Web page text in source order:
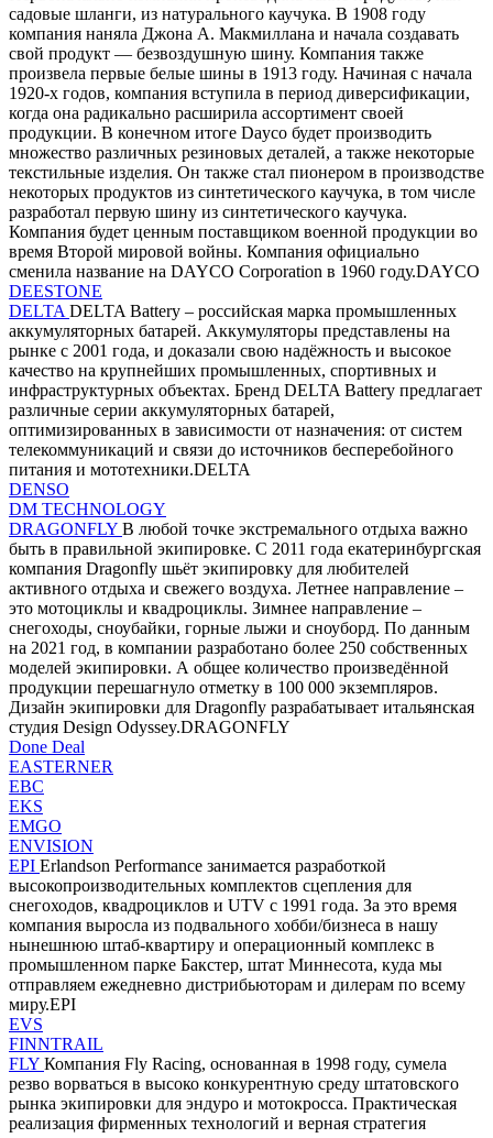
садовые шланги, из натурального каучука. В 1908 году
компания наняла Джона А. Макмиллана и начала создавать
свой продукт — безвоздушную шину. Компания также
произвела первые белые шины в 1913 году. Начиная с начала
1920-х годов, компания вступила в период диверсификации,
когда она радикально расширила ассортимент своей
продукции. В конечном итоге Dayco будет производить
множество различных резиновых деталей, а также некоторые
текстильные изделия. Он также стал пионером в производстве
некоторых продуктов из синтетического каучука, в том числе
разработал первую шину из синтетического каучука.
Компания будет ценным поставщиком военной продукции во
время Второй мировой войны. Компания официально
сменила название на DAYCO Corporation в 1960 году.DAYCO
DEESTONE
DELTA DELTA Battery – российская марка промышленных
аккумуляторных батарей. Аккумуляторы представлены на
рынке с 2001 года, и доказали свою надёжность и высокое
качество на крупнейших промышленных, спортивных и
инфраструктурных объектах. Бренд DELTA Battery предлагает
различные серии аккумуляторных батарей,
оптимизированных в зависимости от назначения: от систем
телекоммуникаций и связи до источников бесперебойного
питания и мототехники.DELTA
DENSO
DM TECHNOLOGY
DRAGONFLY В любой точке экстремального отдыха важно
быть в правильной экипировке. С 2011 года екатеринбургская
компания Dragonfly шьёт экипировку для любителей
активного отдыха и свежего воздуха. Летнее направление –
это мотоциклы и квадроциклы. Зимнее направление –
снегоходы, сноубайки, горные лыжи и сноуборд. По данным
на 2021 год, в компании разработано более 250 собственных
моделей экипировки. А общее количество произведённой
продукции перешагнуло отметку в 100 000 экземпляров.
Дизайн экипировки для Dragonfly разрабатывает итальянская
студия Design Odyssey.DRAGONFLY
Done Deal
EASTERNER
EBC
EKS
EMGO
ENVISION
EPI Erlandson Performance занимается разработкой
высокопроизводительных комплектов сцепления для
снегоходов, квадроциклов и UTV с 1991 года. За это время
компания выросла из подвального хобби/бизнеса в нашу
нынешнюю штаб-квартиру и операционный комплекс в
промышленном парке Бакстер, штат Миннесота, куда мы
отправляем ежедневно дистрибьюторам и дилерам по всему
миру.EPI
EVS
FINNTRAIL
FLY Компания Fly Racing, основанная в 1998 году, сумела
резво ворваться в высоко конкурентную среду штатовского
рынка экипировки для эндуро и мотокросса. Практическая
реализация фирменных технологий и верная стратегия